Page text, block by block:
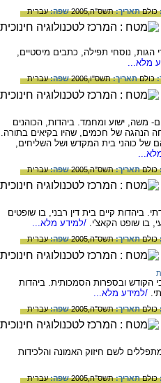
כולםתאריך:תשס"ה,2005 שפה:עברית
הגות, נוסחי תפילה, כתבים מיסטיים,
מלא...
כולםתאריך:תשס"ו,2006 שפה:עברית
משה, ישוע ומחמד. ביהדות, הכוהנים
הנהגה של חכמים, שהיו בקיאים בתורה.
של כוהני בית המקדש ושל השליחים,
כולםתאריך:תשס"ה,2005 שפה:עברית
קיים בית דין רבני, בו שופטים
בו שופט הקאצ'י. /למידע מלא...
כולםתאריך:תשס"ה,2005 שפה:עברית
הקודש ובספרות הסמכותית. ביהדות
/למידע מלא...
כולםתאריך:תשס"ה,2005 שפה:עברית
לשם חיזוק האמונה והלכידות
כולםתאריך:תשס"ה,2005 שפה:עברית